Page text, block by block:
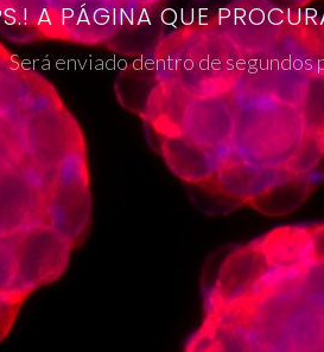
A PÁGINA QUE
Será enviado dentro de segundos